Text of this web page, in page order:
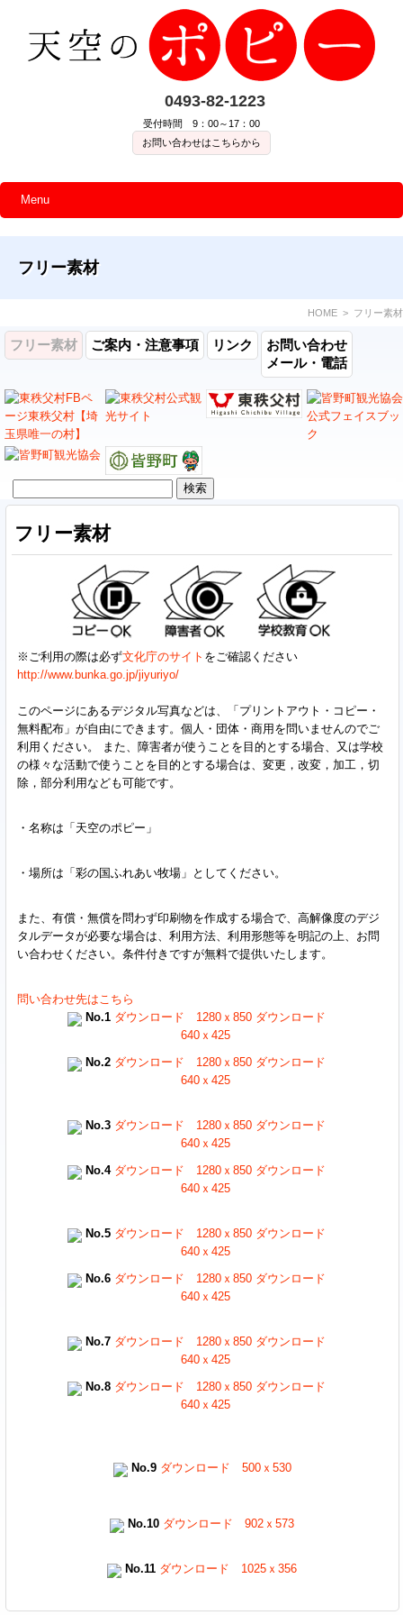
0493-82-1223
受付時間 9：00～17：00
お問い合わせはこちらから
Menu
フリー素材
HOME > フリー素材
フリー素材 ご案内・注意事項 リンク
お問い合わせ
メール・電話
索:
フリー素材
※ご利用の際は必ず文化庁のサイト をご確認ください
http://www.bunka.go.jp/jiyuriyo/
このページにあるデジタル写真などは、「プリントアウト・コピー・
無料配布」が自由にできます。個人・団体・商用を問いませんのでご
利用ください。 また、障害者が使うことを目的とする場合、又は学校
の様々な活動で使うことを目的とする場合は、変更，改変，加工，切
除，部分利用なども可能です。
・名称は「天空のポピー」
・場所は「彩の国ふれあい牧場」としてください。
また、有償・無償を問わず印刷物を作成する場合で、高解像度のデジ
タルデータが必要な場合は、利用方法、利用形態等を明記の上、お問
い合わせください。条件付きですが無料で提供いたします。
問い合わせ先はこちら
No.1 ダウンロード 1280ｘ850 ダウンロード
640ｘ425
No.2 ダウンロード 1280ｘ850 ダウンロード
640ｘ425
No.3 ダウンロード 1280ｘ850 ダウンロード
640ｘ425
No.4 ダウンロード 1280ｘ850 ダウンロード
640ｘ425
No.5 ダウンロード 1280ｘ850 ダウンロード
640ｘ425
No.6 ダウンロード 1280ｘ850 ダウンロード
640ｘ425
No.7 ダウンロード 1280ｘ850 ダウンロード
640ｘ425
No.8 ダウンロード 1280ｘ850 ダウンロード
640ｘ425
No.9 ダウンロード 500ｘ530
No.10 ダウンロード 902ｘ573
No.11 ダウンロード 1025ｘ356